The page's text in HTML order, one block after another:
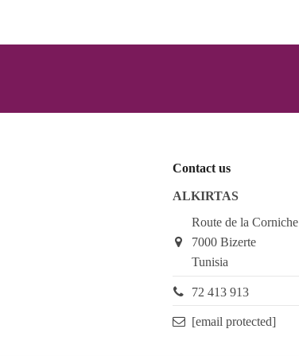
Contact us
ALKIRTAS
Route de la Corniche
7000 Bizerte
Tunisia
72 413 913
[email protected]